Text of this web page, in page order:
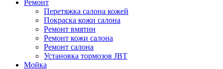
Ремонт
Перетяжка салона кожей
Покраска кожи салона
Ремонт вмятин
Ремонт кожи салона
Ремонт салона
Установка тормозов JBT
Мойка